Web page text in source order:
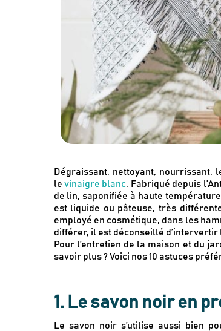
Dégraissant, nettoyant, nourrissant,
le vinaigre blanc. Fabriqué depuis
de lin, saponifiée à haute
est liquide ou pâteuse, très
employé en cosmétique, dans les
différer, il est déconseillé d’intervertir
Pour l’entretien de la maison et du
savoir plus ? Voici nos 10 astuces
1. Le savon noir en
Le savon noir s’utilise aussi bien